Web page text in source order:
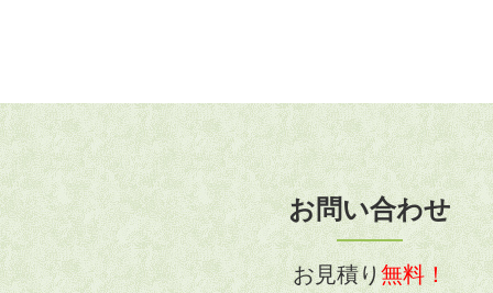
お問い合わせ
お見積り無料！